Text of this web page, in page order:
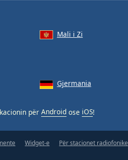
Mali i Zi
Gjermania
për Android ose iOS!
Widget-e Për stacionet radiofonike